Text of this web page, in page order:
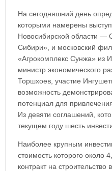
На сегодняшний день
которыми намерены
Новосибирской области
Сибири», и московский
«Агрокомплекс Сунжа» из
министр экономического
Торшхоев, участие
возможность
потенциал для
Из девяти соглашений,
текущем году шесть
Наиболее крупным
стоимость которого около
контракт на